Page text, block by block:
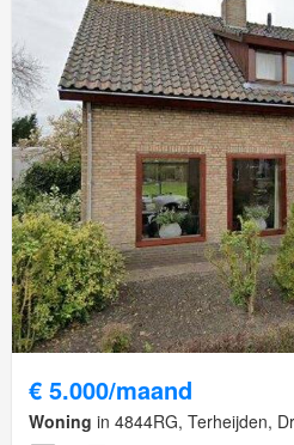
€ 5.000/maand
Woning in 4844RG, Terheijden,